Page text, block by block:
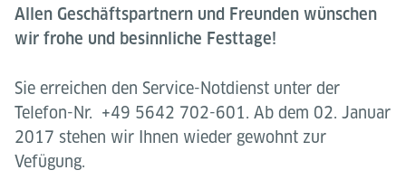
Allen Geschäftspartnern und Freunden wünschen
wir frohe und besinnliche Festtage!
Sie erreichen den Service-Notdienst unter der
Telefon-Nr. +49 5642 702-601. Ab dem 02. Januar
2017 stehen wir Ihnen wieder gewohnt zur
Vefügung.